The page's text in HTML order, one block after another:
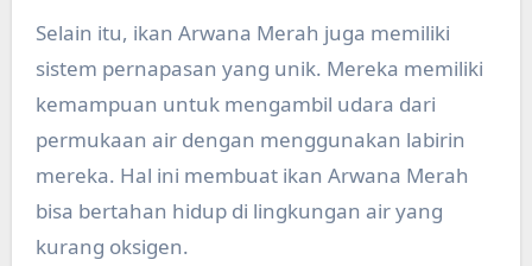
Selain itu, ikan Arwana Merah juga memiliki
sistem pernapasan yang unik. Mereka memiliki
kemampuan untuk mengambil udara dari
permukaan air dengan menggunakan labirin
mereka. Hal ini membuat ikan Arwana Merah
bisa bertahan hidup di lingkungan air yang
kurang oksigen.